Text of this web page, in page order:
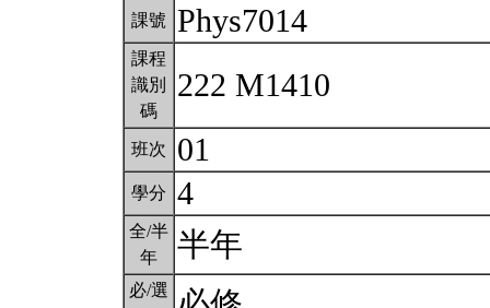
課號 Phys7014
課程
識別
碼
222 M1410
班次 01
學分 4
全/半
年
半年
必/選